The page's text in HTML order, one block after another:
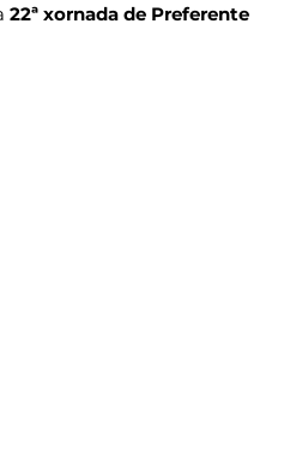
22ª xornada de Preferente